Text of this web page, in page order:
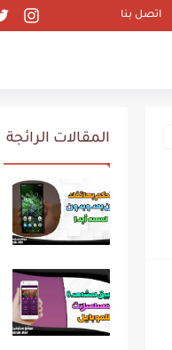
اتصل بنا
المقالات الرائجة